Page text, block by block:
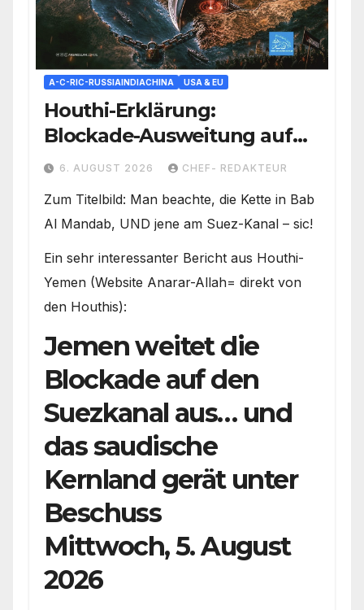
A-C-RIC-RUSSIAINDIACHINA USA & EU
Houthi-Erklärung:
Blockade-Ausweitung auf
Suez-Kanal/ Saudis unter
Rote-Meer-Kontrolle voll
entbrannt
6. AUGUST 2026 CHEF- REDAKTEUR
Zum Titelbild: Man beachte, die Kette in Bab
Al Mandab, UND jene am Suez-Kanal – sic!
Ein sehr interessanter Bericht aus Houthi-
Yemen (Website Anarar-Allah= direkt von
den Houthis):
Jemen weitet die
Blockade auf den
Suezkanal aus… und
das saudische
Kernland gerät unter
Beschuss
Mittwoch, 5. August
2026